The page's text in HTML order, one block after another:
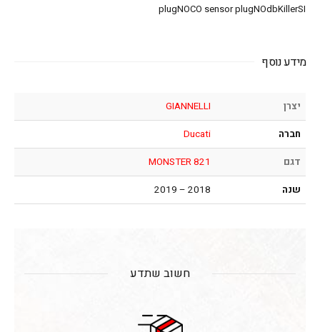
plugNOCO sensor plugNOdbKillerSI
מידע נוסף
יצרן
GIANNELLI
חברה
Ducati
דגם
MONSTER 821
שנה
2018 – 2019
חשוב שתדע